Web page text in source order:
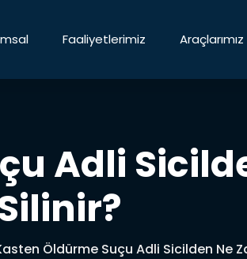
Faaliyetlerimiz Araçlarımız
Adli
Öldürme Suçu Adli Sicilden Ne